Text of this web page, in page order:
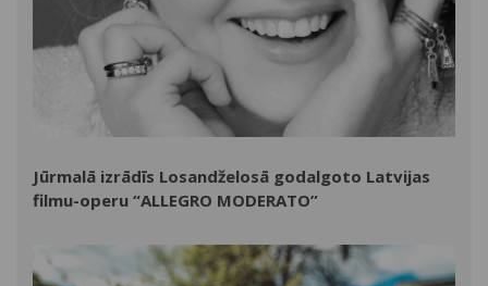
Jūrmalā izrādīs Losandželosā godalgoto Latvijas
filmu-operu “ALLEGRO MODERATO”